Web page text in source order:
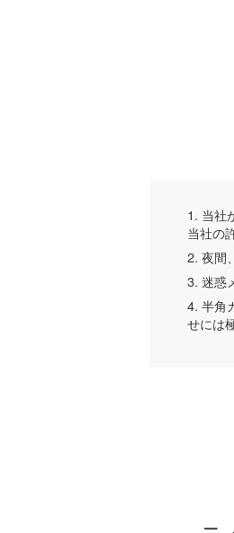
1. 当社
当社の
2. 夜間
3. 迷惑
4. 半角
せには